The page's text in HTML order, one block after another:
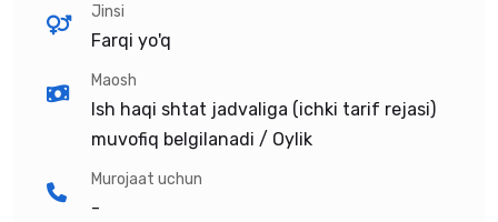
Jinsi
Farqi yo'q
Maosh
Ish haqi shtat jadvaliga (ichki tarif rejasi)
muvofiq belgilanadi / Oylik
Murojaat uchun
-